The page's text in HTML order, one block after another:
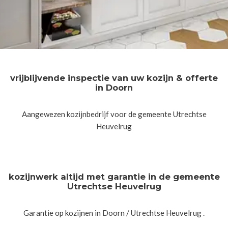
vrijblijvende inspectie van uw kozijn & offerte
in Doorn
Aangewezen kozijnbedrijf voor de gemeente Utrechtse
Heuvelrug
kozijnwerk altijd met garantie in de gemeente
Utrechtse Heuvelrug
Garantie op kozijnen in Doorn / Utrechtse Heuvelrug .